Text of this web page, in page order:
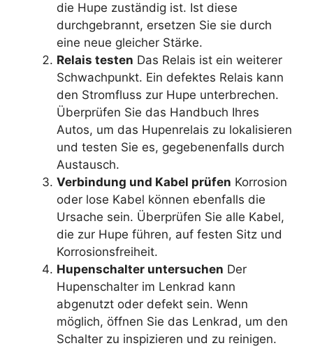
die Hupe zuständig ist. Ist diese
durchgebrannt, ersetzen Sie sie durch
eine neue gleicher Stärke.
Relais testen Das Relais ist ein weiterer
Schwachpunkt. Ein defektes Relais kann
den Stromfluss zur Hupe unterbrechen.
Überprüfen Sie das Handbuch Ihres
Autos, um das Hupenrelais zu lokalisieren
und testen Sie es, gegebenenfalls durch
Austausch.
Verbindung und Kabel prüfen Korrosion
oder lose Kabel können ebenfalls die
Ursache sein. Überprüfen Sie alle Kabel,
die zur Hupe führen, auf festen Sitz und
Korrosionsfreiheit.
Hupenschalter untersuchen Der
Hupenschalter im Lenkrad kann
abgenutzt oder defekt sein. Wenn
möglich, öffnen Sie das Lenkrad, um den
Schalter zu inspizieren und zu reinigen.